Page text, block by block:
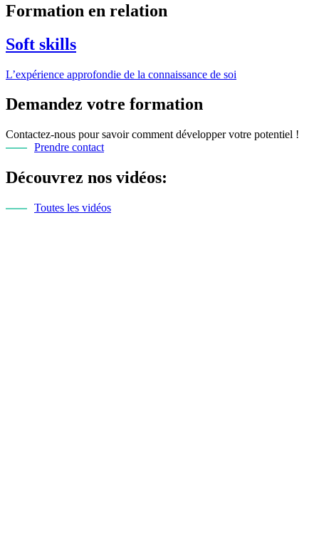
Formation en relation
Soft skills
L’expérience approfondie de la connaissance de soi
Demandez votre formation
Contactez-nous pour savoir comment développer votre potentiel !
Prendre contact
Découvrez nos vidéos:
Toutes les vidéos